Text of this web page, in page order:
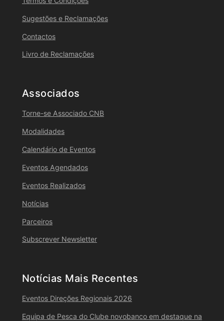
Sugestões e Reclamações
Contactos
Livro de Reclamações
Associados
Torne-se Associado CNB
Modalidades
Calendário de Eventos
Eventos Agendados
Eventos Realizados
Notícias
Parceiros
Subscrever Newsletter
Notícias Mais Recentes
Eventos Direções Regionais 2026
Equipa de Pesca do Clube novobanco em destaque na